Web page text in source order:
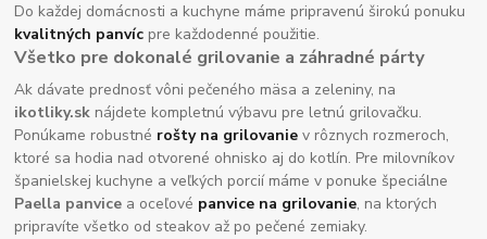
Do každej domácnosti a kuchyne máme pripravenú širokú ponuku
kvalitných panvíc pre každodenné použitie.
Všetko pre dokonalé grilovanie a záhradné párty
Ak dávate prednosť vôni pečeného mäsa a zeleniny, na
ikotliky.sk nájdete kompletnú výbavu pre letnú grilovačku.
Ponúkame robustné rošty na grilovanie v rôznych rozmeroch,
ktoré sa hodia nad otvorené ohnisko aj do kotlín. Pre milovníkov
španielskej kuchyne a veľkých porcií máme v ponuke špeciálne
Paella panvice a oceľové panvice na grilovanie, na ktorých
pripravíte všetko od steakov až po pečené zemiaky.